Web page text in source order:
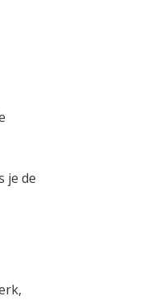
je de